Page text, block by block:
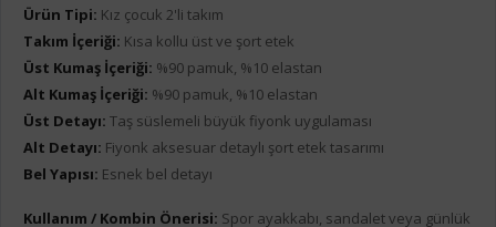
Ürün Tipi: Kız çocuk 2'li takım
Takım İçeriği: Kısa kollu üst ve şort etek
Üst Kumaş İçeriği: %90 pamuk, %10 elastan
Alt Kumaş İçeriği: %90 pamuk, %10 elastan
Üst Detayı: Taş süslemeli büyük fiyonk uygulaması
Alt Detayı: Fiyonk aksesuar detaylı şort etek tasarımı
Bel Yapısı: Esnek bel detayı
Kullanım / Kombin Önerisi: Spor ayakkabı, sandalet veya günlük